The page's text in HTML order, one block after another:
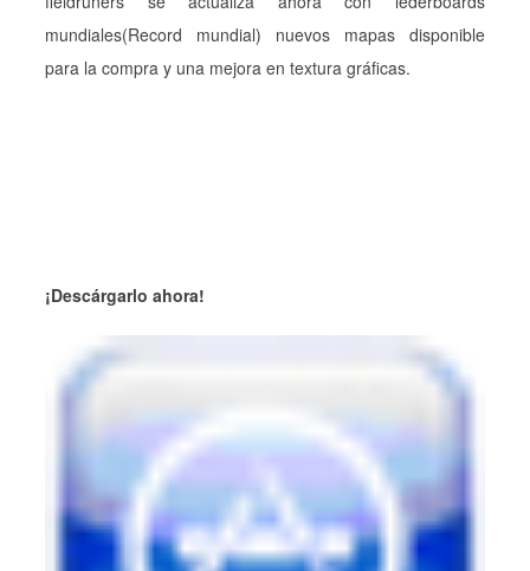
mundiales(Record mundial) nuevos mapas disponible
para la compra y una mejora en textura gráficas.
¡Descárgarlo ahora!